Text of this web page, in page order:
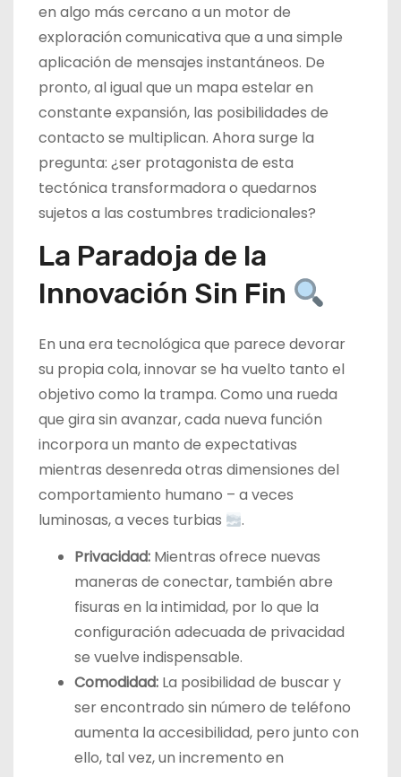
en algo más cercano a un motor de
exploración comunicativa que a una simple
aplicación de mensajes instantáneos. De
pronto, al igual que un mapa estelar en
constante expansión, las posibilidades de
contacto se multiplican. Ahora surge la
pregunta: ¿ser protagonista de esta
tectónica transformadora o quedarnos
sujetos a las costumbres tradicionales?
La Paradoja de la
Innovación Sin Fin
En una era tecnológica que parece devorar
su propia cola, innovar se ha vuelto tanto el
objetivo como la trampa. Como una rueda
que gira sin avanzar, cada nueva función
incorpora un manto de expectativas
mientras desenreda otras dimensiones del
comportamiento humano – a veces
luminosas, a veces turbias
.
Privacidad:Mientras ofrece nuevas
maneras de conectar, también abre
fisuras en la intimidad, por lo que la
configuración adecuada de privacidad
se vuelve indispensable.
Comodidad:La posibilidad de buscar y
ser encontrado sin número de teléfono
aumenta la accesibilidad, pero junto con
ello, tal vez, un incremento en